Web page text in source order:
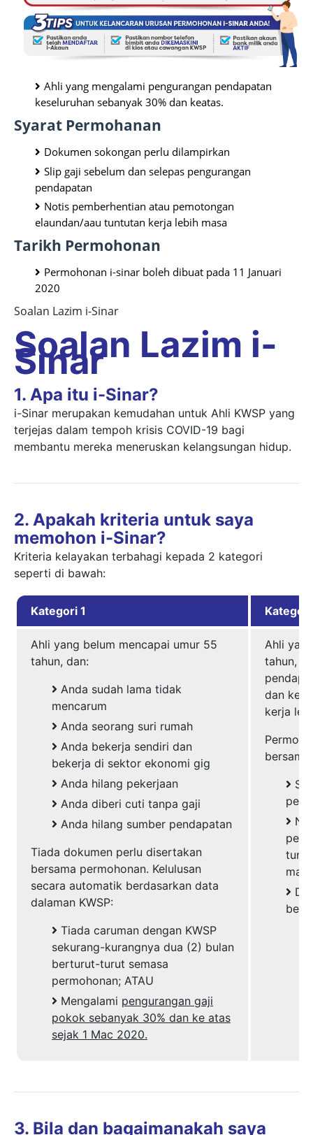
Ahli yang mengalami pengurangan pendapatan
keseluruhan sebanyak 30% dan keatas.
Syarat Permohanan
Dokumen sokongan perlu dilampirkan
Slip gaji sebelum dan selepas pengurangan
pendapatan
Notis pemberhentian atau pemotongan
elaundan/aau tuntutan kerja lebih masa
Tarikh Permohonan
Permohonan i-sinar boleh dibuat pada 11 Januari
2020
Soalan Lazim i-Sinar
Soalan Lazim i-
Sinar
1. Apa itu i-Sinar?
i-Sinar merupakan kemudahan untuk Ahli KWSP yang
terjejas dalam tempoh krisis COVID-19 bagi
membantu mereka meneruskan kelangsungan hidup.
2. Apakah kriteria untuk saya
memohon i-Sinar?
Kriteria kelayakan terbahagi kepada 2 kategori
seperti di bawah:
Kategori 1
Ahli yang belum mencapai umur 55
tahun, dan:
Anda sudah lama tidak
mencarum
Anda seorang suri rumah
Anda bekerja sendiri dan
bekerja di sektor ekonomi gig
Anda hilang pekerjaan
Anda diberi cuti tanpa gaji
Anda hilang sumber pendapatan
Tiada dokumen perlu disertakan
bersama permohonan. Kelulusan
secara automatik berdasarkan data
dalaman KWSP:
Tiada caruman dengan KWSP
sekurang-kurangnya dua (2) bulan
berturut-turut semasa
permohonan; ATAU
Mengalami pengurangan gaji
pokok sebanyak 30% dan ke atas
sejak 1 Mac 2020.
Ahli
tahun,
dan ke
kerja
3. Bila dan bagaimanakah saya